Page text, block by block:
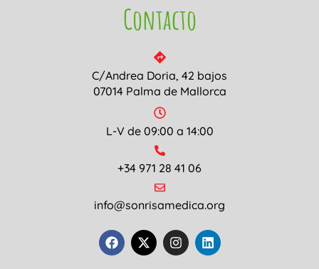
Contacto
C/Andrea Doria, 42 bajos
07014 Palma de Mallorca
L-V de 09:00 a 14:00
+34 971 28 41 06
info@sonrisamedica.org